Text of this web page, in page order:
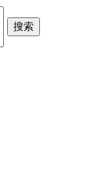
搜索